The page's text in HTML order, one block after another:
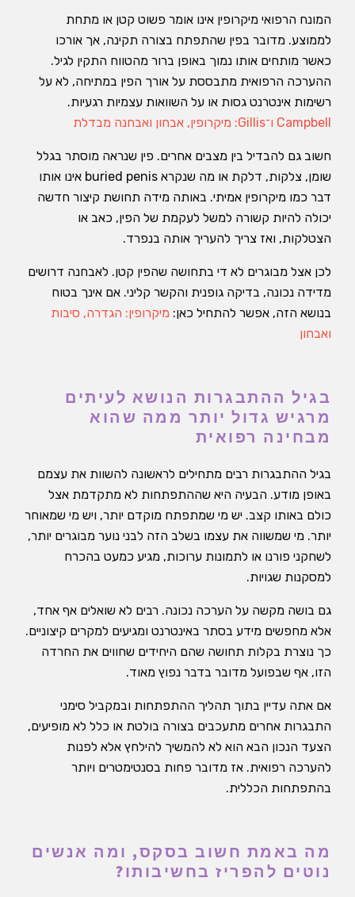
המונח הרפואי מיקרופין אינו אומר פשוט קטן או מתחת
לממוצע. מדובר בפין שהתפתח בצורה תקינה, אך אורכו
כאשר מותחים אותו נמוך באופן ברור מהטווח התקין לגיל.
ההערכה הרפואית מתבססת על אורך הפין במתיחה, לא על
רשימות אינטרנט גסות או על השוואות עצמיות רגעיות.
Campbell ו־Gillis: מיקרופין, אבחון ואבחנה מבדלת
חשוב גם להבדיל בין מצבים אחרים. פין שנראה מוסתר בגלל
שומן, צלקות, דלקת או מה שנקרא buried penis אינו אותו
דבר כמו מיקרופין אמיתי. באותה מידה תחושת קיצור חדשה
יכולה להיות קשורה למשל לעקמת של הפין, כאב או
הצטלקות, ואז צריך להעריך אותה בנפרד.
לכן אצל מבוגרים לא די בתחושה שהפין קטן. לאבחנה דרושים
מדידה נכונה, בדיקה גופנית והקשר קליני. אם אינך בטוח
בנושא הזה, אפשר להתחיל כאן: מיקרופין: הגדרה, סיבות
ואבחון
בגיל ההתבגרות הנושא לעיתים
מרגיש גדול יותר ממה שהוא
מבחינה רפואית
בגיל ההתבגרות רבים מתחילים לראשונה להשוות את עצמם
באופן מודע. הבעיה היא שההתפתחות לא מתקדמת אצל
כולם באותו קצב. יש מי שמתפתח מוקדם יותר, ויש מי שמאוחר
יותר. מי שמשווה את עצמו בשלב הזה לבני נוער מבוגרים יותר,
לשחקני פורנו או לתמונות ערוכות, מגיע כמעט בהכרח
למסקנות שגויות.
גם בושה מקשה על הערכה נכונה. רבים לא שואלים אף אחד,
אלא מחפשים מידע בסתר באינטרנט ומגיעים למקרים קיצוניים.
כך נוצרת בקלות תחושה שהם היחידים שחווים את החרדה
הזו, אף שבפועל מדובר בדבר נפוץ מאוד.
אם אתה עדיין בתוך תהליך ההתפתחות ובמקביל סימני
התבגרות אחרים מתעכבים בצורה בולטת או כלל לא מופיעים,
הצעד הנכון הבא הוא לא להמשיך להילחץ אלא לפנות
להערכה רפואית. אז מדובר פחות בסנטימטרים ויותר
בהתפתחות הכללית.
מה באמת חשוב בסקס, ומה אנשים
נוטים להפריז בחשיבותו?